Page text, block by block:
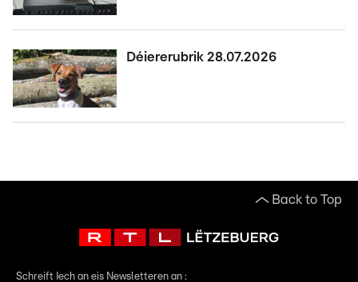
Déiererubrik 28.07.2026
Back to Top
Schreift Iech an eis Newsletteren an :